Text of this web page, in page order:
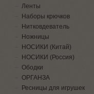
Ленты
Наборы крючков
Нитковдеватель
Ножницы
НОСИКИ (Китай)
НОСИКИ (Россия)
Ободки
ОРГАНЗА
Ресницы для игрушек